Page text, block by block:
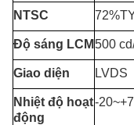
NTSC
Độ sáng LCM500
Giao diện LVDS
Nhiệt độ hoạt
động
-